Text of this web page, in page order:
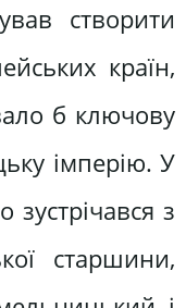
створити
країн,
б ключову
імперію. У
зустрічався з
старшини,